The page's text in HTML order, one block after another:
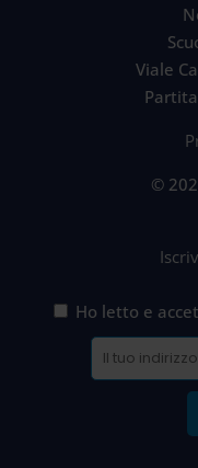
Viale
©
Ho letto e